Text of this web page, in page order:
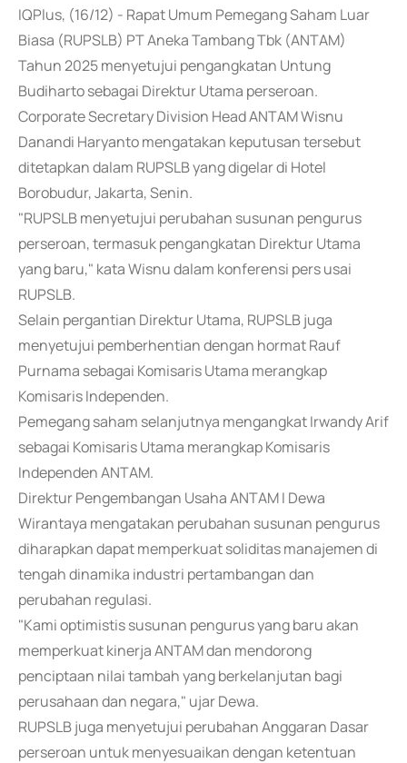
IQPlus, (16/12) - Rapat Umum Pemegang Saham Luar
Biasa (RUPSLB) PT Aneka Tambang Tbk (ANTAM)
Tahun 2025 menyetujui pengangkatan Untung
Budiharto sebagai Direktur Utama perseroan.
Corporate Secretary Division Head ANTAM Wisnu
Danandi Haryanto mengatakan keputusan tersebut
ditetapkan dalam RUPSLB yang digelar di Hotel
Borobudur, Jakarta, Senin.
"RUPSLB menyetujui perubahan susunan pengurus
perseroan, termasuk pengangkatan Direktur Utama
yang baru," kata Wisnu dalam konferensi pers usai
RUPSLB.
Selain pergantian Direktur Utama, RUPSLB juga
menyetujui pemberhentian dengan hormat Rauf
Purnama sebagai Komisaris Utama merangkap
Komisaris Independen.
Pemegang saham selanjutnya mengangkat Irwandy Arif
sebagai Komisaris Utama merangkap Komisaris
Independen ANTAM.
Direktur Pengembangan Usaha ANTAM I Dewa
Wirantaya mengatakan perubahan susunan pengurus
diharapkan dapat memperkuat soliditas manajemen di
tengah dinamika industri pertambangan dan
perubahan regulasi.
"Kami optimistis susunan pengurus yang baru akan
memperkuat kinerja ANTAM dan mendorong
penciptaan nilai tambah yang berkelanjutan bagi
perusahaan dan negara," ujar Dewa.
RUPSLB juga menyetujui perubahan Anggaran Dasar
perseroan untuk menyesuaikan dengan ketentuan